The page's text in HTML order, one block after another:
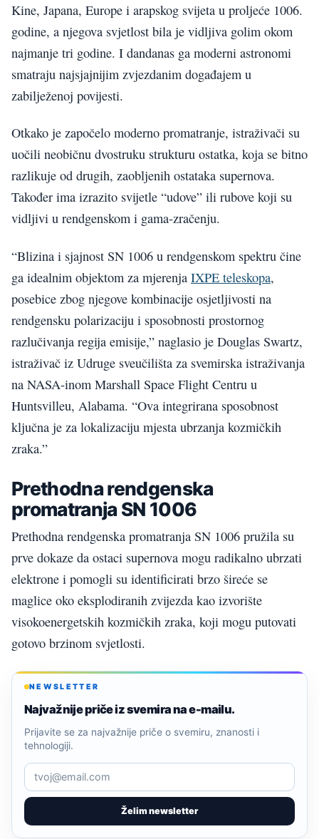
Kine, Japana, Europe i arapskog svijeta u proljeće 1006.
godine, a njegova svjetlost bila je vidljiva golim okom
najmanje tri godine. I dandanas ga moderni astronomi
smatraju najsjajnijim zvjezdanim događajem u
zabilježenoj povijesti.
Otkako je započelo moderno promatranje, istraživači su
uočili neobičnu dvostruku strukturu ostatka, koja se bitno
razlikuje od drugih, zaobljenih ostataka supernova.
Također ima izrazito svijetle “udove” ili rubove koji su
vidljivi u rendgenskom i gama-zračenju.
“Blizina i sjajnost SN 1006 u rendgenskom spektru čine
ga idealnim objektom za mjerenja IXPE teleskopa,
posebice zbog njegove kombinacije osjetljivosti na
rendgensku polarizaciju i sposobnosti prostornog
razlučivanja regija emisije,” naglasio je Douglas Swartz,
istraživač iz Udruge sveučilišta za svemirska istraživanja
na NASA-inom Marshall Space Flight Centru u
Huntsvilleu, Alabama. “Ova integrirana sposobnost
ključna je za lokalizaciju mjesta ubrzanja kozmičkih
zraka.”
Prethodna rendgenska
promatranja SN 1006
Prethodna rendgenska promatranja SN 1006 pružila su
prve dokaze da ostaci supernova mogu radikalno ubrzati
elektrone i pomogli su identificirati brzo šireće se
maglice oko eksplodiranih zvijezda kao izvorište
visokoenergetskih kozmičkih zraka, koji mogu putovati
gotovo brzinom svjetlosti.
NEWSLETTER
Najvažnije priče iz svemira na e-mailu.
Želim newsletter
Prijavite se za najvažnije priče o svemiru, znanosti i
tehnologiji.